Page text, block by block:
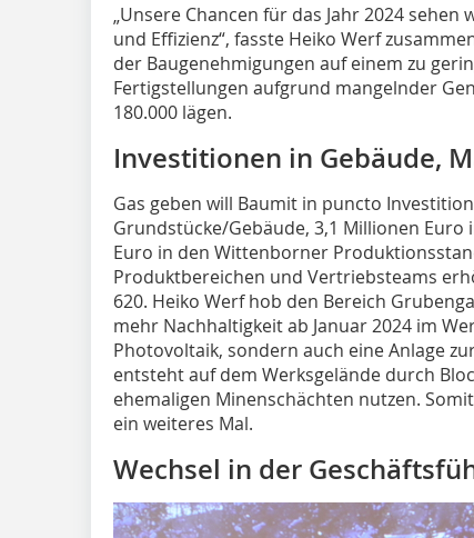
„Unsere Chancen für das Jahr 2024
und Effizienz“, fasste Heiko Werf
der Baugenehmigungen auf einem zu
Fertigstellungen aufgrund mangelnder
180.000 lägen.
Investitionen in Gebäude,
Gas geben will Baumit in puncto
Grundstücke/Gebäude, 3,1 Millionen
Euro in den Wittenborner
Produktbereichen und Vertriebsteams
620. Heiko Werf hob den Bereich
mehr Nachhaltigkeit ab Januar 2024 im
Photovoltaik, sondern auch eine Anlage
entsteht auf dem Werksgelände durch
ehemaligen Minenschächten nutzen.
ein weiteres Mal.
Wechsel in der